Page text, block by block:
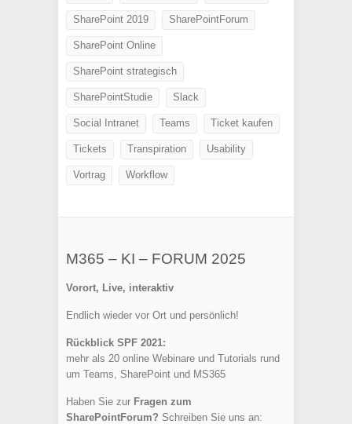
SharePoint 2019 SharePointForum
SharePoint Online
SharePoint strategisch
SharePointStudie Slack
Social Intranet Teams Ticket kaufen
Tickets Transpiration Usability
Vortrag Workflow
M365 – KI – FORUM 2025
Vorort, Live, interaktiv
Endlich wieder vor Ort und persönlich!
Rückblick SPF 2021:
mehr als 20 online Webinare und Tutorials rund
um Teams, SharePoint und MS365
Haben Sie zur Fragen zum
SharePointForum? Schreiben Sie uns an: